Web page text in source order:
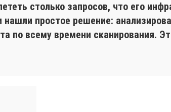
столько запросов, что его
простое решение:
по всему времени сканирования.